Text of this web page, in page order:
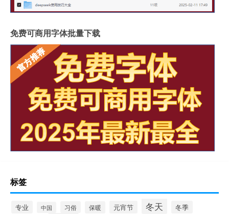
免费可商用字体批量下载
标签
专业 中国 习俗 保暖 元宵节 冬天 冬季